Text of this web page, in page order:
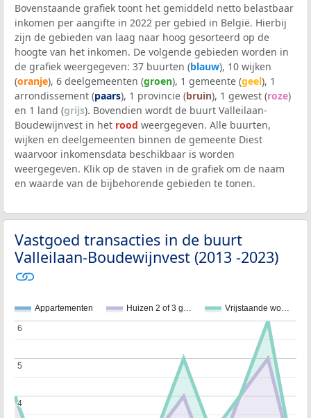
Bovenstaande grafiek toont het gemiddeld netto belastbaar
inkomen per aangifte in 2022 per gebied in België. Hierbij
zijn de gebieden van laag naar hoog gesorteerd op de
hoogte van het inkomen. De volgende gebieden worden in
de grafiek weergegeven: 37 buurten (blauw), 10 wijken
(oranje), 6 deelgemeenten (groen), 1 gemeente (geel), 1
arrondissement (paars), 1 provincie (bruin), 1 gewest (roze)
en 1 land (grijs). Bovendien wordt de buurt Valleilaan-
Boudewijnvest in het rood weergegeven. Alle buurten,
wijken en deelgemeenten binnen de gemeente Diest
waarvoor inkomensdata beschikbaar is worden
weergegeven. Klik op de staven in de grafiek om de naam
en waarde van de bijbehorende gebieden te tonen.
Vastgoed transacties in de buurt
Valleilaan-Boudewijnvest (2013 -2023)
Appartementen Huizen 2 of 3 g… Vrijstaande wo…
4
4
5
5
6
6